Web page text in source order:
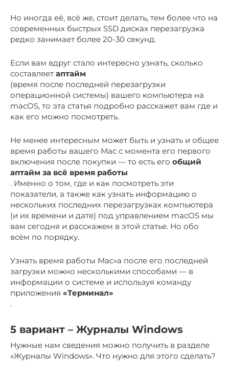
Но иногда её, всё же, стоит делать, тем более что на
современных быстрых SSD дисках перезагрузка
редко занимает более 20-30 секунд.
Если вам вдруг стало интересно узнать, сколько
составляет аптайм
(время после последней перезагрузки
операционной системы) вашего компьютера на
macOS, то эта статья подробно расскажет вам где и
как его можно посмотреть.
Не менее интересным может быть и узнать и общее
время работы вашего Mac с момента его первого
включения после покупки — то есть его общий
аптайм за всё время работы
. Именно о том, где и как посмотреть эти
показатели, а также как узнать информацию о
нескольких последних перезагрузках компьютера
(и их времени и дате) под управлением macOS мы
вам сегодня и расскажем в этой статье. Но обо
всём по порядку.
Узнать время работы Mac»а после его последней
загрузки можно несколькими способами — в
информации о системе и используя команду
приложения «Терминал»
.
5 вариант – Журналы Windows
Нужные нам сведения можно получить в разделе
«Журналы Windows». Что нужно для этого сделать?